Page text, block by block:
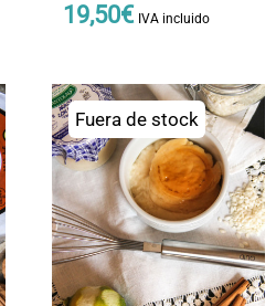
19,50€ IVA incluido
Fuera de stock